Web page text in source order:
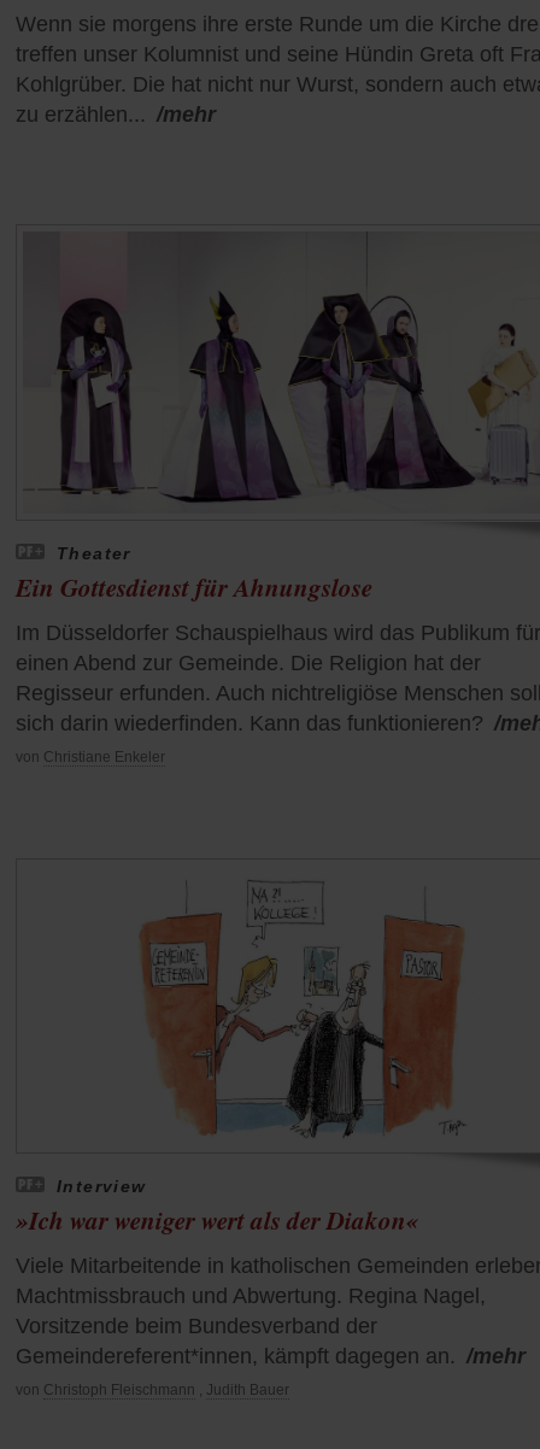
Wenn sie morgens ihre erste Runde um die Kirche
treffen unser Kolumnist und seine Hündin Greta oft
Kohlgrüber. Die hat nicht nur Wurst, sondern auch
zu erzählen... /mehr
Theater
Ein Gottesdienst für Ahnungslose
Im Düsseldorfer Schauspielhaus wird das Publikum für
einen Abend zur Gemeinde. Die Religion hat der
Regisseur erfunden. Auch nichtreligiöse Menschen
sich darin wiederfinden. Kann das funktionieren? /
von Christiane Enkeler
Interview
»Ich war weniger wert als der Diakon«
Viele Mitarbeitende in katholischen Gemeinden
Machtmissbrauch und Abwertung. Regina Nagel,
Vorsitzende beim Bundesverband der
Gemeindereferent*innen, kämpft dagegen an. /mehr
von Christoph Fleischmann , Judith Bauer